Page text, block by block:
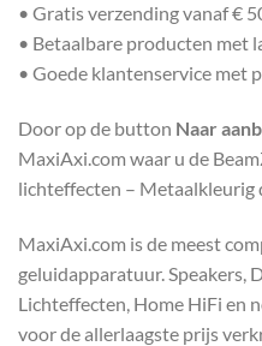
• Gratis verzending vanaf €
• Betaalbare producten met
• Goede klantenservice met
Door op de button Naar
MaxiAxi.com waar u de
lichteffecten – Metaalkleurig
MaxiAxi.com is de meest
geluidapparatuur. Speakers,
Lichteffecten, Home HiFi en
voor de allerlaagste prijs